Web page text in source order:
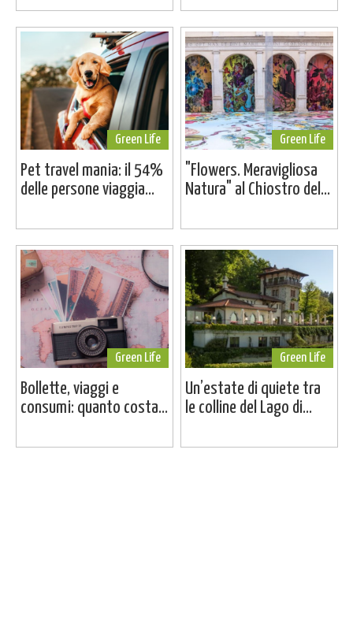
Green Life
Pet travel mania: il 54%
delle persone viaggia...
Green Life
"Flowers. Meravigliosa
Natura" al Chiostro del...
Green Life
Bollette, viaggi e
consumi: quanto costa...
Green Life
Un’estate di quiete tra
le colline del Lago di...